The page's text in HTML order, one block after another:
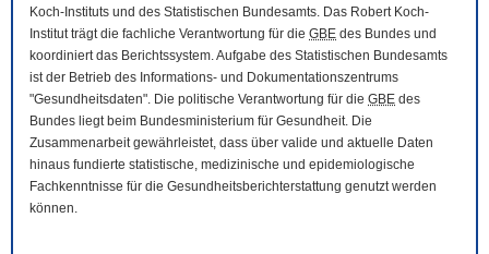
Koch-Instituts und des Statistischen Bundesamts. Das Robert Koch-
Institut trägt die fachliche Verantwortung für die GBE des Bundes und
koordiniert das Berichtssystem. Aufgabe des Statistischen Bundesamts
ist der Betrieb des Informations- und Dokumentationszentrums
"Gesundheitsdaten". Die politische Verantwortung für die GBE des
Bundes liegt beim Bundesministerium für Gesundheit. Die
Zusammenarbeit gewährleistet, dass über valide und aktuelle Daten
hinaus fundierte statistische, medizinische und epidemiologische
Fachkenntnisse für die Gesundheitsberichterstattung genutzt werden
können.